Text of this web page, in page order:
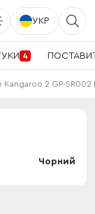
УКР
4
Kangaroo 2 GP-SR002
Чорний